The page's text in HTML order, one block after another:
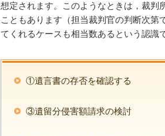
想定されます。このようなときは，裁
こともあります（担当裁判官の判断次
てくれるケースも相当数あるという認識
①遺言書の存否を確認する
③遺留分侵害額請求の検討